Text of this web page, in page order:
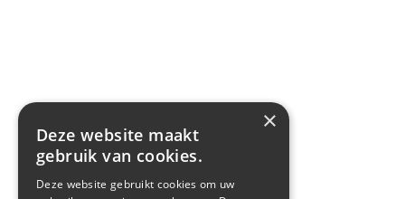
×
Deze website maakt
gebruik van cookies.
Deze website gebruikt cookies om uw